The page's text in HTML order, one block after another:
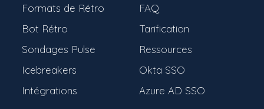
Formats de Rétro
Bot Rétro
Sondages Pulse
Icebreakers
Intégrations
FAQ
Tarification
Ressources
Okta SSO
Azure AD SSO